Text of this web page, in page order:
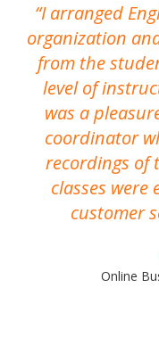
I arranged
organization
from the
level of
was a
coordinator
recordings of
classes were
customer
Online